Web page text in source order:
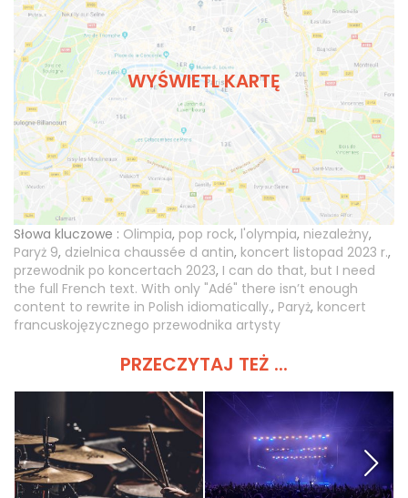
WYŚWIETL KARTĘ
Słowa kluczowe : Olimpia, pop rock, l'olympia, niezależny,
Paryż 9, dzielnica chaussée d antin, koncert listopad 2023 r.,
przewodnik po koncertach 2023, I can do that, but I need
the full French text. With only "Adé" there isn’t enough
content to rewrite in Polish idiomatically., Paryż, koncert
francuskojęzycznego przewodnika artysty
PRZECZYTAJ TEŻ ...